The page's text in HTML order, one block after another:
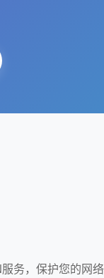
务，保护您的网络